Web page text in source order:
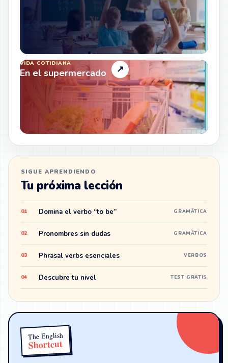
VIDA COTIDIANA
En el supermercado ↗
SIGUE APRENDIENDO
Tu próxima lección
01 Domina el verbo “to be” GRAMÁTICA
02 Pronombres sin dudas GRAMÁTICA
03 Phrasal verbs esenciales VERBOS
04 Descubre tu nivel TEST GRATIS
The English
Shortcut